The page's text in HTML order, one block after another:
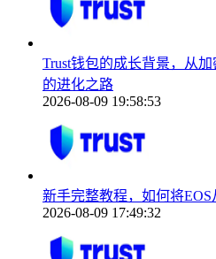
Trust钱包的成长背景，从
的进化之路
2026-08-09 19:58:53
新手完整教程，如何将
2026-08-09 17:49:32